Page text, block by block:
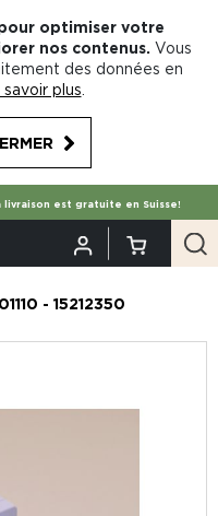
optimiser votre
nos contenus. Vous
des données en
savoir plus
est gratuite en Suisse!
- 15212350